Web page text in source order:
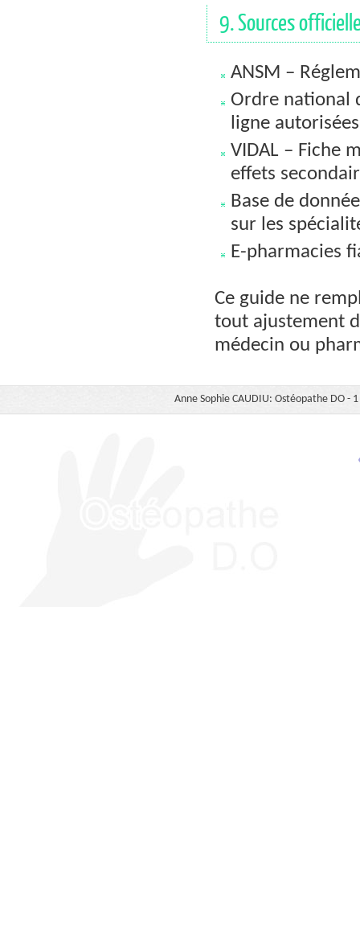
9. Sources
ANSM –
Ordre national
ligne
VIDAL – Fiche
effets
Base de
sur les
E-pharmacies
Ce guide ne
tout ajustement
médecin ou
Anne Sophie CAUDIU: Ostéopathe DO -